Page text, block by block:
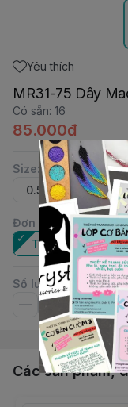
Yêu thích
MR31-75 Dây
Có sẵn: 16
85.000đ
Size:
0.5mm
Đơn vị
Tép
Số lượng
Các sản phẩm,